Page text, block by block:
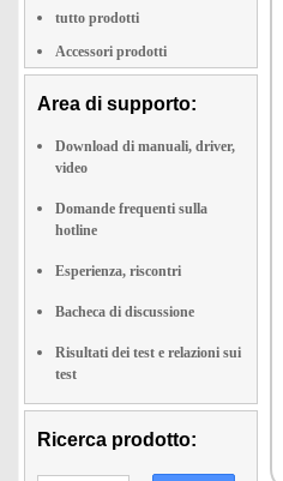
tutto prodotti
Accessori prodotti
Area di supporto:
Download di manuali, driver,
video
Domande frequenti sulla
hotline
Esperienza, riscontri
Bacheca di discussione
Risultati dei test e relazioni sui
test
Ricerca prodotto: